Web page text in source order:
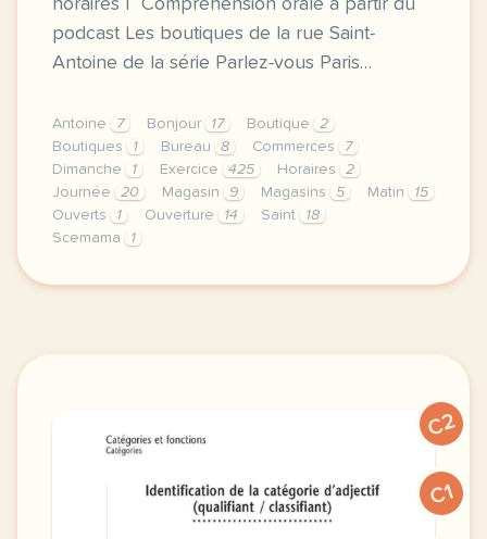
horaires | Compréhension orale à partir du
podcast Les boutiques de la rue Saint-
Antoine de la série Parlez-vous Paris…
Antoine 7 Bonjour 17 Boutique
2
Boutiques
1 Bureau 8 Commerces
7
Dimanche
1 Exercice 425 Horaires
2
Journée
20 Magasin 9 Magasins 5 Matin
15
Ouverts
1 Ouverture 14 Saint
18
Scemama
1
exercice b1 les boutiques de la rue saint antoine
C2
C1